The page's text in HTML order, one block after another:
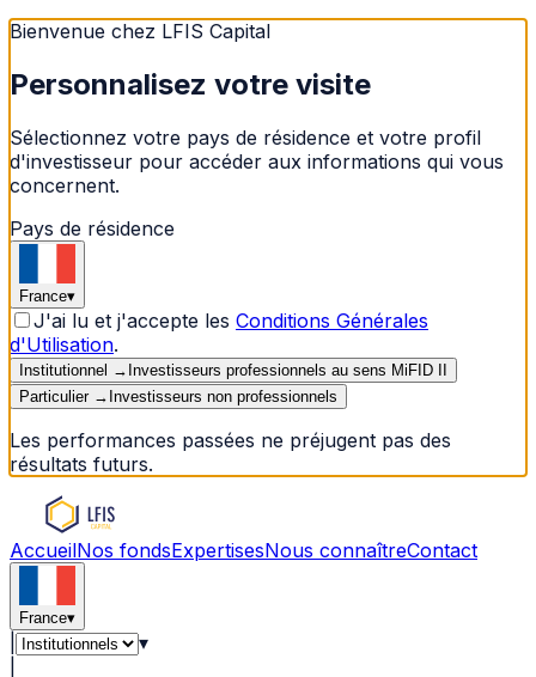
Bienvenue chez LFIS Capital
Personnalisez votre visite
Sélectionnez votre pays de résidence et votre profil
d'investisseur pour accéder aux informations qui vous
concernent.
Pays de résidence
France▾
J'ai lu et j'accepte les Conditions Générales
d'Utilisation.
Institutionnel → Investisseurs professionnels au sens MiFID II
Particulier→ Investisseurs non professionnels
Les performances passées ne préjugent pas des
résultats futurs.
AccueilNos fondsExpertisesNous connaîtreContact
France▾
▾